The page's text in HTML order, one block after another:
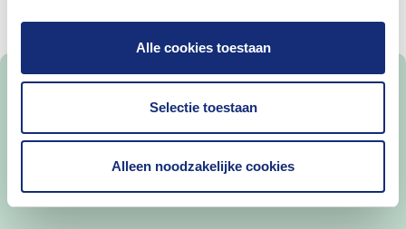
Alle cookies toestaan
Selectie toestaan
Alleen noodzakelijke cookies
Uitnodiging: Webinar over
Toezicht en Regelgeving
voor Verzekeraars